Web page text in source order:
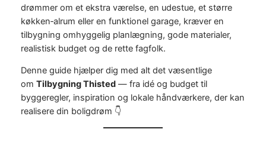
drømmer om et ekstra værelse, en udestue, et større
køkken‑alrum eller en funktionel garage, kræver en
tilbygning omhyggelig planlægning, gode materialer,
realistisk budget og de rette fagfolk.
Denne guide hjælper dig med alt det væsentlige
om Tilbygning Thisted— fra idé og budget til
byggeregler, inspiration og lokale håndværkere, der kan
realisere din boligdrøm 👇